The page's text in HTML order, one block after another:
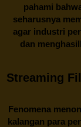
pahami
seharusnya
agar industri
dan
Streaming
Fenomena
kalangan para